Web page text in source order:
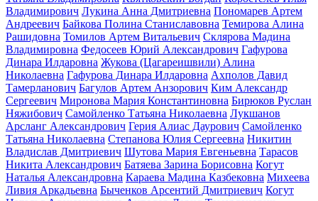
Владимирович Лукина Анна Дмитриевна Пономарев Артем
Андреевич Байкова Полина Станиславовна Темирова Алина
Рашидовна Томилов Артем Витальевич Склярова Мадина
Владимировна Федосеев Юрий Александрович Гафурова
Динара Илдаровна Жукова (Цагареишвили) Алина
Николаевна Гафурова Динара Илдаровна Ахполов Давид
Тамерланович Багулов Артем Анзорович Ким Александр
Сергеевич Миронова Мария Константиновна Бирюков Руслан
Няжибович Самойленко Татьяна Николаевна Лукшанов
Арсланг Александрович Герия Алиас Даурович Самойленко
Татьяна Николаевна Степанова Юлия Сергеевна Никитин
Владислав Дмитриевич Шутова Мария Евгеньевна Тарасов
Никита Александрович Батяева Зарина Борисовна Когут
Наталья Александровна Караева Мадина Казбековна Михеева
Ливия Аркадьевна Быченков Арсентий Дмитриевич Когут